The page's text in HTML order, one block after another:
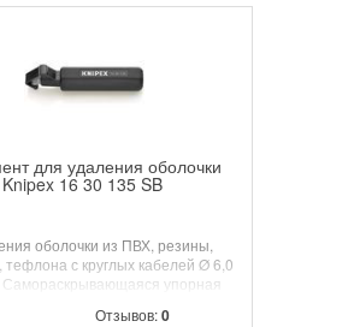
для удаления оболочки
16 30 135 SB
оболочки из ПВХ, резины,
тефлона с круглых кабелей Ø 6,0
Самораскрывающаяся упорная
Отзывов:0